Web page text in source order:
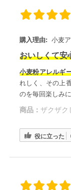
購入理由: 小麦
おいしくて安
小麦粉アレルギ
れしく、その上
のを毎回楽しみ
商品： ザクザク
役に立った